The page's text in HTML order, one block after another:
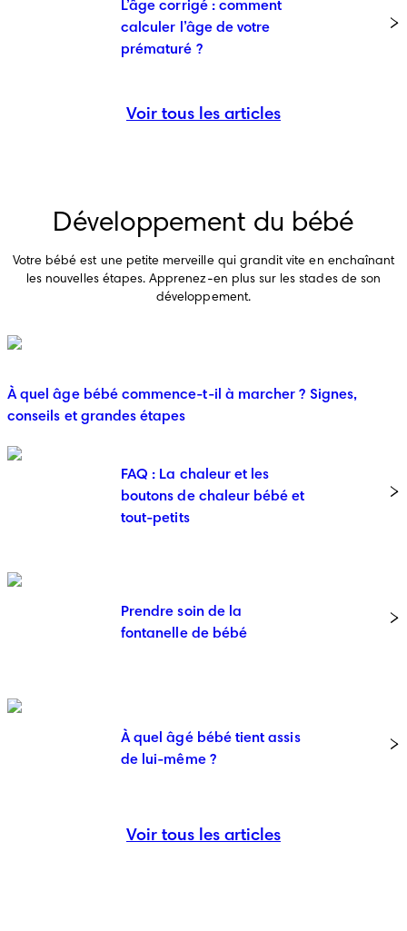
L’âge corrigé : comment
calculer l’âge de votre
prématuré ?
Voir tous les articles
Développement du bébé
Votre bébé est une petite merveille qui grandit vite en enchaînant
les nouvelles étapes. Apprenez-en plus sur les stades de son
développement.
À quel âge bébé commence-t-il à marcher ? Signes,
conseils et grandes étapes
FAQ : La chaleur et les
boutons de chaleur bébé et
tout-petits
Prendre soin de la
fontanelle de bébé
À quel âgé bébé tient assis
de lui-même ?
Voir tous les articles